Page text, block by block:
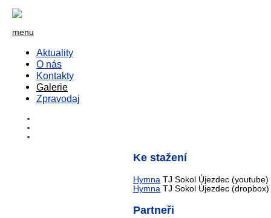
menu
Aktuality
O nás
Kontakty
Galerie
Zpravodaj
Ke stažení
Hymna TJ Sokol Újezdec (youtube)
Hymna TJ Sokol Újezdec (dropbox)
Partneři